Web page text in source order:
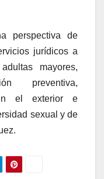
perspectiva de
jurídicos a
mayores,
preventiva,
en el exterior e
sexual y de